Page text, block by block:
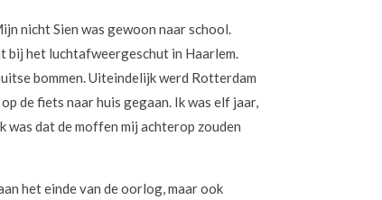
nicht Sien was gewoon naar school.
bij het luchtafweergeschut in Haarlem.
bommen. Uiteindelijk werd Rotterdam
de fiets naar huis gegaan. Ik was elf jaar,
dat de moffen mij achterop zouden
het einde van de oorlog, maar ook